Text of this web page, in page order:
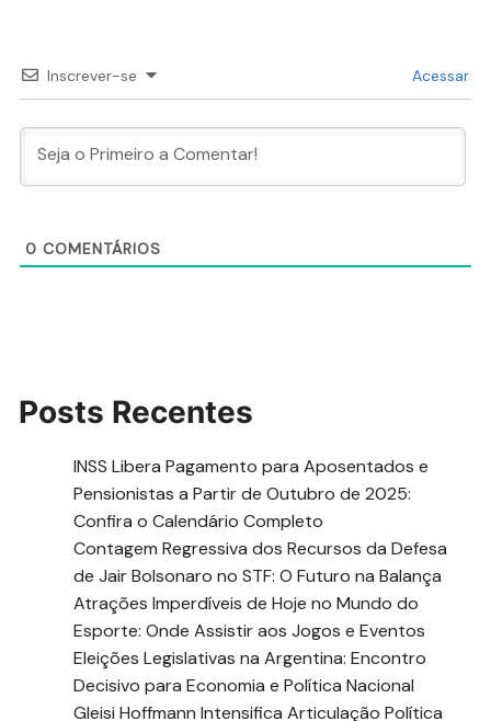
Inscrever-se Acessar
0 COMENTÁRIOS
Posts Recentes
INSS Libera Pagamento para Aposentados e
Pensionistas a Partir de Outubro de 2025:
Confira o Calendário Completo
Contagem Regressiva dos Recursos da Defesa
de Jair Bolsonaro no STF: O Futuro na Balança
Atrações Imperdíveis de Hoje no Mundo do
Esporte: Onde Assistir aos Jogos e Eventos
Eleições Legislativas na Argentina: Encontro
Decisivo para Economia e Política Nacional
Gleisi Hoffmann Intensifica Articulação Política